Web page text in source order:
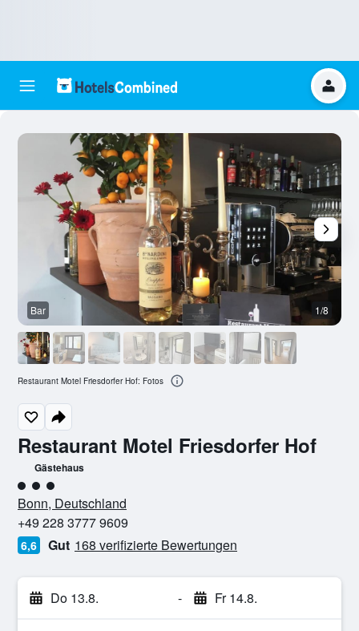
Restaurant Motel Friesdorfer Hof
Gästehaus
Bewertungskategorie 3
Bonn, Deutschland
+49 228 3777 9609
6,6 Gut 168 verifizierte Bewertungen
Do 13.8. - Fr 14.8.
Bar 1/8
Restaurant Motel Friesdorfer Hof: Fotos